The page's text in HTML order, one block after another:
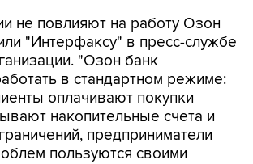
не повлияют на работу Озон
"Интерфаксу" в пресс-службе
"Озон банк
в стандартном режиме:
оплачивают покупки
накопительные счета и
предприниматели
пользуются своими